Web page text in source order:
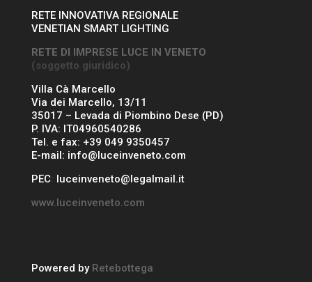
RETE INNOVATIVA REGIONALE
VENETIAN SMART LIGHTING
RETE DI IMPRESE LUCE IN VENETO
(soggetto giuridico)
Villa Cà Marcello
Via dei Marcello, 13/11
35017 – Levada di Piombino Dese (PD)
P. IVA: IT04960540286
Tel. e fax: +39 049 9350457
E-mail: info@luceinveneto.com
PEC: luceinveneto@legalmail.it
www.luceinveneto.com
Powered by Retebottega